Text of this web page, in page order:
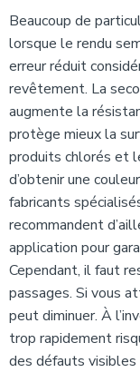
Beaucoup de
lorsque le rendu
erreur réduit
revêtement. La
augmente la
protège mieux la
produits chlorés et
d’obtenir une
fabricants
recommandent
application pour
Cependant, il faut
passages. Si vous
peut diminuer. À
trop rapidement
des défauts visibles